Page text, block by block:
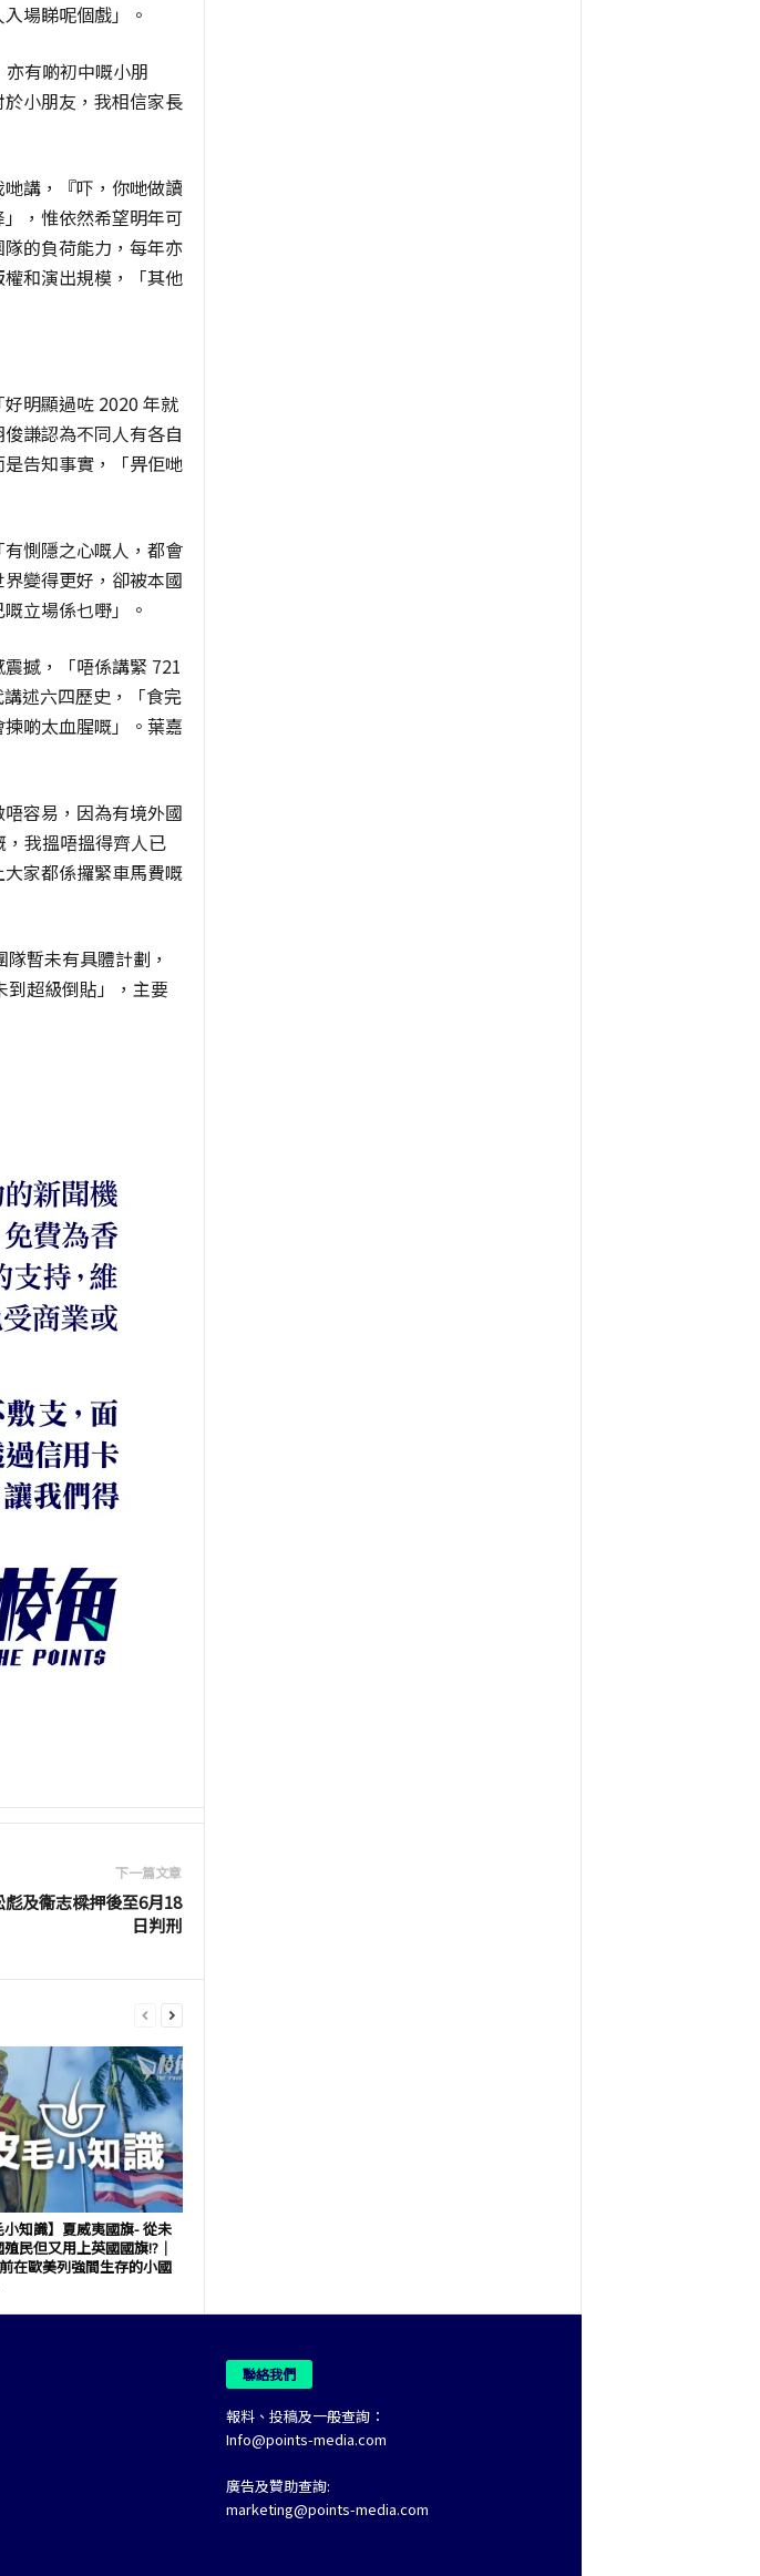
場睇呢個戲」。
有啲初中嘅小朋
小朋友，我相信家長
講，『吓，你哋做讀
，惟依然希望明年可
的負荷能力，每年亦
和演出規模，「其他
明顯過咗 2020 年就
謙認為不同人有各自
告知事實，「畀佢哋
惻隱之心嘅人，都會
變得更好，卻被本國
立場係乜嘢」。
撼，「唔係講緊 721
述六四歷史，「食完
啲太血腥嘅」。葉嘉
容易，因為有境外國
我搵唔搵得齊人已
家都係攞緊車馬費嘅
暫未有具體計劃，
到超級倒貼」，主要
下一篇文章
及衞志樑押後至6月18
日判刑
小知識】夏威夷國旗- 從未
民但又用上英國國旗!?｜
在歐美列強間生存的小國
聯絡我們
報料、投稿及一般查詢：
Info@points-media.com
廣告及贊助查詢:
marketing@points-media.com